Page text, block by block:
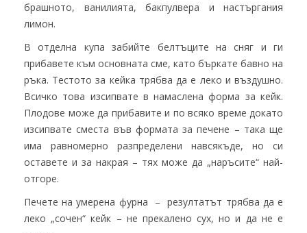
брашното, ванилията, бакпулвера и настъргания
лимон.
В отделна купа забийте белтъците на сняг и ги
прибавете към основната сме, като бъркате бавно на
ръка. Тестото за кейка трябва да е леко и въздушно.
Всичко това изсипвате в намаслена форма за кейк.
Плодове може да прибавите и по всяко време докато
изсипвате сместа във формата за печене – така ще
има равномерно разпределени навсякъде, но си
оставете и за накрая – тях може да „наръсите“ най-
отгоре.
Печете на умерена фурна – резултатът трябва да е
леко „сочен“ кейк – не прекалено сух, но и да не е